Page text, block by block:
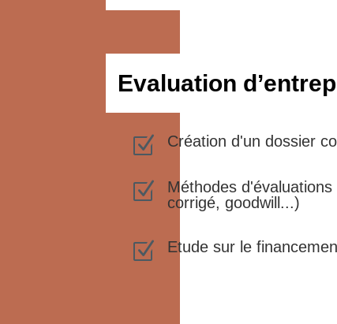
Evaluation
Z Création d'un dossier
Z
Méthodes
corrigé, goodwill...)
Z Etude sur le